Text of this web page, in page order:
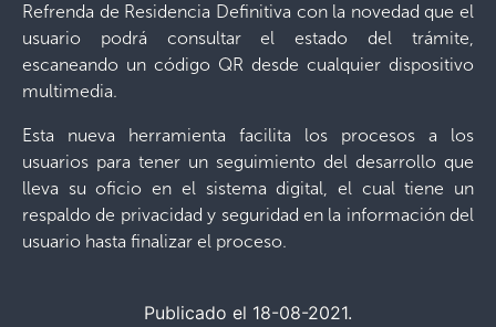
Refrenda de Residencia Definitiva con la novedad que el
usuario podrá consultar el estado del trámite,
escaneando un código QR desde cualquier dispositivo
multimedia.
Esta nueva herramienta facilita los procesos a los
usuarios para tener un seguimiento del desarrollo que
lleva su oficio en el sistema digital, el cual tiene un
respaldo de privacidad y seguridad en la información del
usuario hasta finalizar el proceso.
Publicado el 18-08-2021.